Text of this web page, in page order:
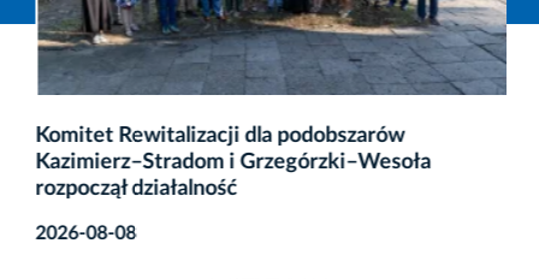
Komitet Rewitalizacji dla podobszarów
Kazimierz–Stradom i Grzegórzki–Wesoła
rozpoczął działalność
2026-08-08